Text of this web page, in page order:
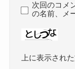
次回のコメ
の名前、メ
上に表示され